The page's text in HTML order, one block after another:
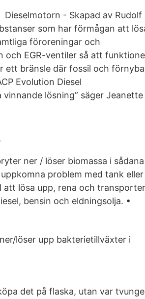
- Skapad av Rudolf
som har förmågan att
föroreningar och
EGR-ventiler så att
ett bränsle där fossil och
Evolution Diesel
lösning” säger Jeanette
ner / löser biomassa i sådana
problem med tank eller
att lösa upp, rena och
bensin och eldningsolja. •
löser upp bakterietillväxter i
det på flaska, utan var